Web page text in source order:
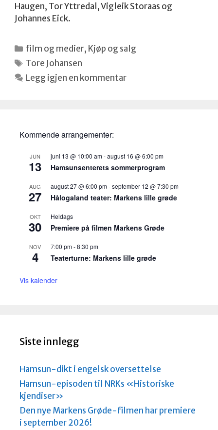
Haugen, Tor Yttredal, Vigleik Storaas og
Johannes Eick.
Kategorier
film og medier, Kjøp og salg
Stikkord
Tore Johansen
Legg igjen en kommentar
Kommende arrangementer:
JUN
13
juni 13 @ 10:00 am-august 16 @ 6:00 pm
Hamsunsenterets sommerprogram
AUG
27
august 27 @ 6:00 pm-september 12 @ 7:30 pm
Hålogaland teater: Markens lille grøde
OKT
30
Heldags
Premiere på filmen Markens Grøde
NOV
4
7:00 pm-8:30 pm
Teaterturne: Markens lille grøde
Vis kalender
Siste innlegg
Hamsun-dikt i engelsk oversettelse
Hamsun-episoden til NRKs «Historiske
kjendiser»
Den nye Markens Grøde-filmen har premiere
i september 2026!